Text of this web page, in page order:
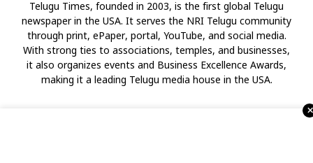
Telugu Times, founded in 2003, is the first global Telugu
newspaper in the USA. It serves the NRI Telugu community
through print, ePaper, portal, YouTube, and social media.
With strong ties to associations, temples, and businesses,
it also organizes events and Business Excellence Awards,
making it a leading Telugu media house in the USA.